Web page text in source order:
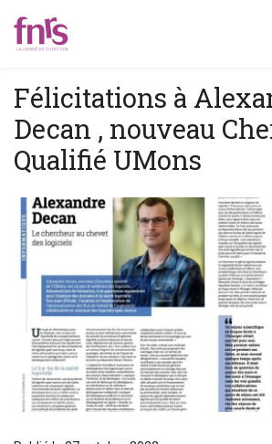
Félicitations à
Decan , nouveau
Qualifié UMons